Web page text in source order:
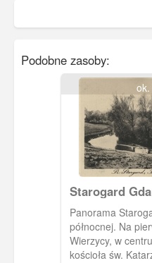
Podobne zasoby:
Starogard
Panorama
północnej. Na
Wierzycy, w
kościoła św.